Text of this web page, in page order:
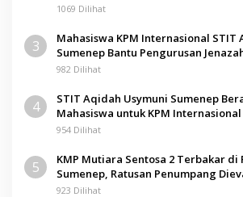
1069 Dilihat
3
Mahasiswa KPM Internasional STIT
Sumenep Bantu Pengurusan
982 Dilihat
4
STIT Aqidah Usymuni Sumenep
Mahasiswa untuk KPM
954 Dilihat
5
KMP Mutiara Sentosa 2 Terbakar di
Sumenep, Ratusan Penumpang
923 Dilihat